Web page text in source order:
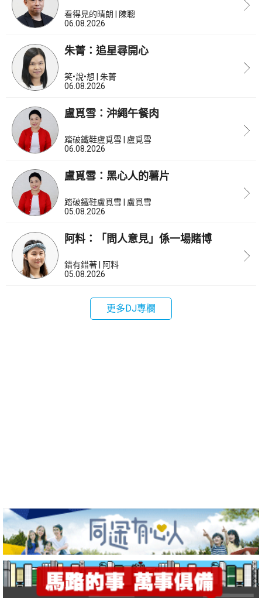
看得見的晴朗 | 陳聰
06.08.2026
朱菁：追星尋開心
笑•說•想 | 朱菁
06.08.2026
盧覓雪：沖繩午餐肉
踏破鐵鞋盧覓雪 | 盧覓雪
06.08.2026
盧覓雪：黑心人的薯片
踏破鐵鞋盧覓雪 | 盧覓雪
05.08.2026
阿料：「問人意見」係一場賭博
錯有錯著 | 阿料
05.08.2026
更多DJ專欄